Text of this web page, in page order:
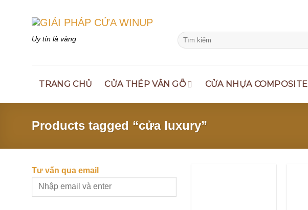
Uy tín là vàng
Search
for:
TRANG CHỦ CỬA THÉP VÂN GỖ CỬA NHỰA COMPOSITE
Products tagged “cửa luxury”
Tư vấn qua email